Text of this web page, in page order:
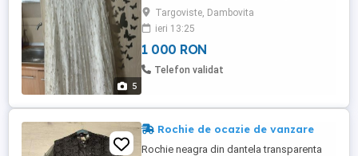
5
doar câteva ore. Pe ea scrie mărimea 40,
dar eu am 1,62 M și 57 kg, deci este bună
pentru un S-M. A fost cumpărată cu 1800
lei
Targoviste, Dambovita
ieri 13:25
1 000 RON
Telefon validat
Rochie de ocazie de vanzare
Rochie neagra din dantela transparenta